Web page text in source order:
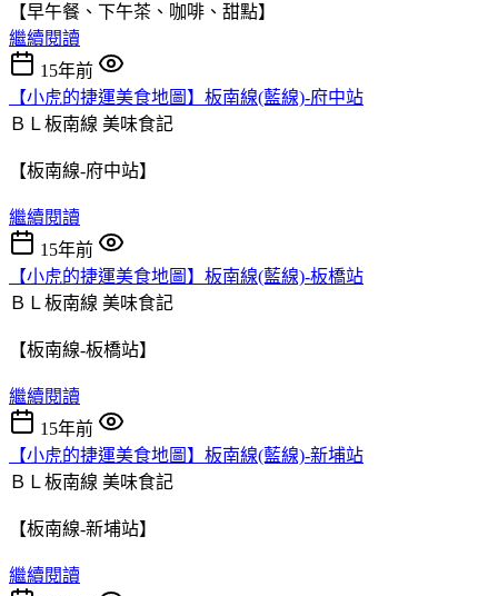
【早午餐、下午茶、咖啡、甜點】
繼續閱讀
15年前
【小虎的捷運美食地圖】板南線(藍線)-府中站
ＢＬ板南線 美味食記
【板南線-府中站】
繼續閱讀
15年前
【小虎的捷運美食地圖】板南線(藍線)-板橋站
ＢＬ板南線 美味食記
【板南線-板橋站】
繼續閱讀
15年前
【小虎的捷運美食地圖】板南線(藍線)-新埔站
ＢＬ板南線 美味食記
【板南線-新埔站】
繼續閱讀